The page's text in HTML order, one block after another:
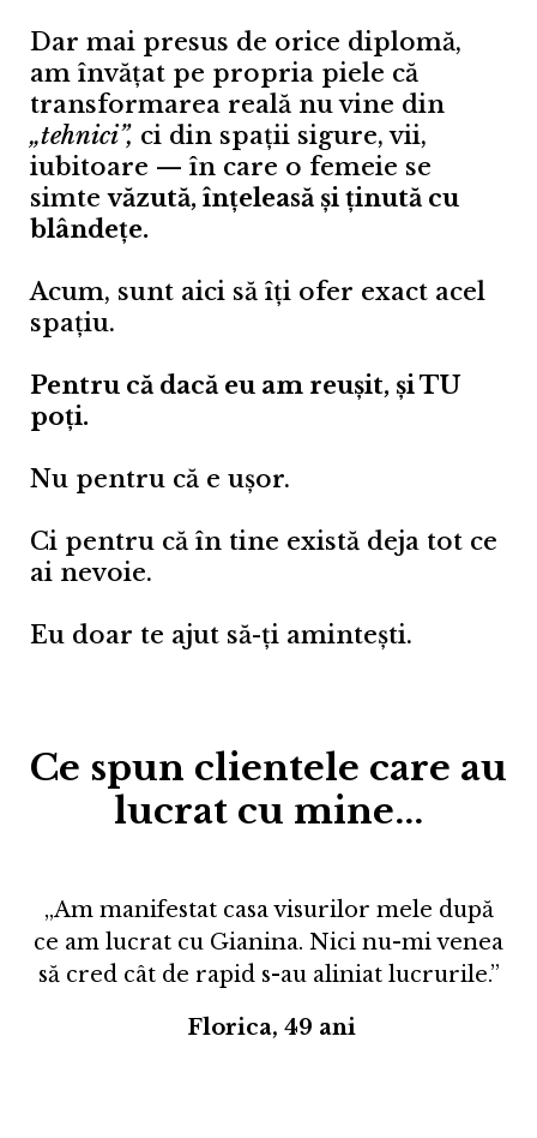
Dar mai presus de orice diplomă,
am învățat pe propria piele că
transformarea reală nu vine din
„tehnici”, ci din spații sigure, vii,
iubitoare — în care o femeie se
simtevăzută, înțeleasă și ținută cu
blândețe.
Acum, sunt aici să îți ofer exact acel
spațiu.
Pentru că dacă eu am reușit, și TU
poți.
Nu pentru că e ușor.
Ci pentru că în tine există deja tot ce
ai nevoie.
Eu doar te ajut să-ți amintești.
Ce spun clientele care au
lucrat cu mine...
„Am manifestat casa visurilor mele după
ce am lucrat cu Gianina. Nici nu-mi venea
să cred cât de rapid s-au aliniat lucrurile.”
Florica, 49 ani